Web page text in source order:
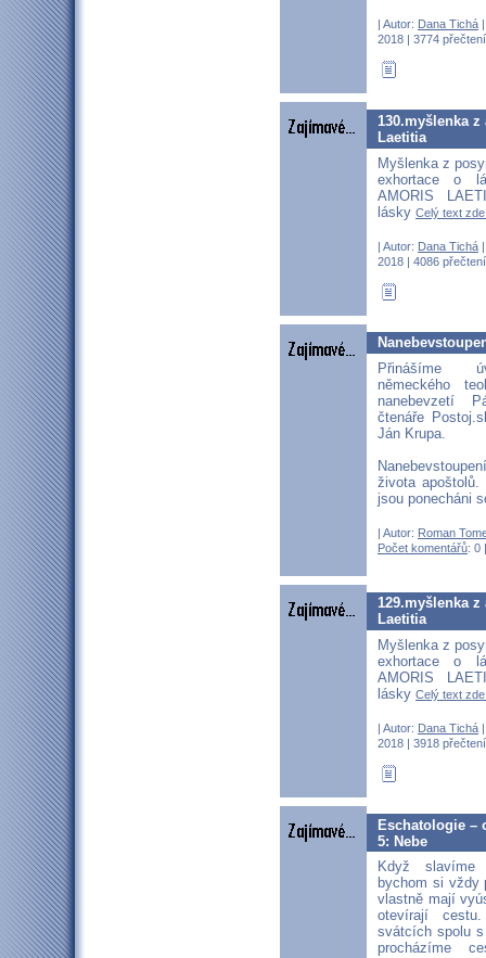
| Autor: Dana Tichá
2018 | 3774
130.myšlenka
Laetitia
Myšlenka z
exhortace o
AMORIS
lásky Celý text
| Autor: Dana Tichá
2018 | 4086
Přinášíme
německého
nanebevzetí
čtenáře
Ján Krupa.
života
jsou ponecháni
| Autor: Roman
Počet komentářů: 0
129.myšlenka
Laetitia
Myšlenka z
exhortace o
AMORIS
lásky Celý text
| Autor: Dana Tichá
2018 | 3918
Eschatologie –
5: Nebe
Když slavíme
bychom si vždy
vlastně mají
otevírají
svátcích spolu
procházíme